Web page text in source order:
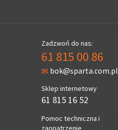
Zadzwoń do nas:
61 815 00 86
bok@sparta.com.pl
Sklep internetowy
61 815 16 52
Pomoc techniczna i
zaopatrzenie